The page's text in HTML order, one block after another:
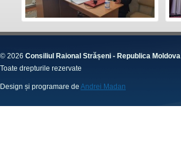
© 2026 Consiliul Raional Strășeni - Republica Moldova
Toate drepturile rezervate
Design și programare de Andrei Madan